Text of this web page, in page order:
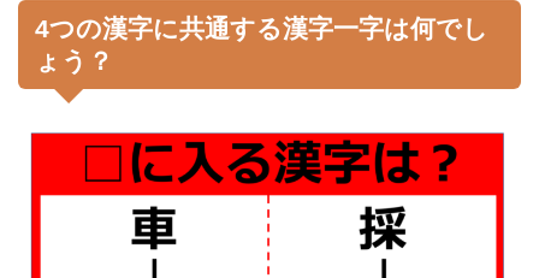
4つの漢字に共通する漢字一字は何でし
ょう？